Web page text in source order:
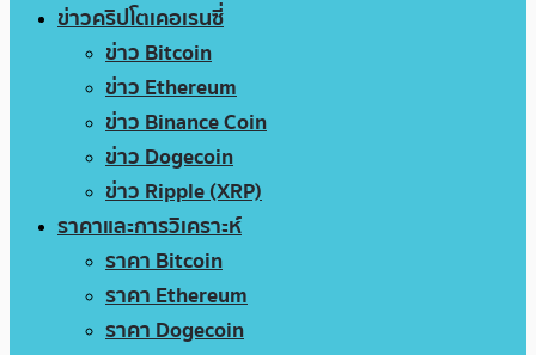
ข่าวคริปโตเคอเรนซี่
ข่าว Bitcoin
ข่าว Ethereum
ข่าว Binance Coin
ข่าว Dogecoin
ข่าว Ripple (XRP)
ราคาและการวิเคราะห์
ราคา Bitcoin
ราคา Ethereum
ราคา Dogecoin